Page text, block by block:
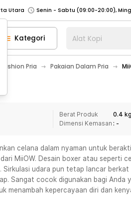
Utara
Barat
Senin - Jumat (07:00 -
Senin - Jumat (08:00 - 20:00),
Senin - Jumat (08:00 - 20:00),
Senin - Sabtu (09:00-20:00),
Senin - Sabtu (09:00-20:00),
Barat
Senin - Jumat (07:00 -
Senin - Jumat (08:00 - 20:00),
Senin - Jumat (08:00 - 20:00),
Kategori Alat Kopi
Fashion Pria Pakaian Dalam Pria
Berat Produk
0.4 kg
Dimensi Kemasan : -
celana dalam nyaman untuk
MiiOW. Desain boxer atau seperti
Sirkulasi udara pun tetap lancar
Sangat cocok digunakan bagi Anda
menambah kepercayaan diri dan